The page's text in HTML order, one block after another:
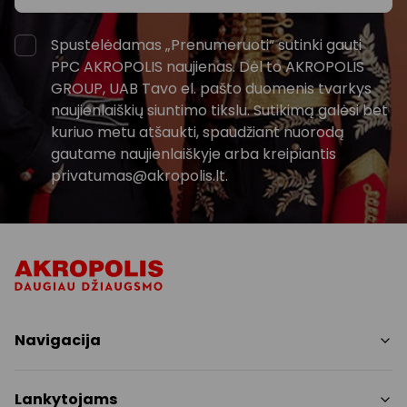
Spustelėdamas „Prenumeruoti“ sutinki gauti
PPC AKROPOLIS naujienas. Dėl to AKROPOLIS
GROUP, UAB Tavo el. pašto duomenis tvarkys
naujienlaiškių siuntimo tikslu. Sutikimą galėsi bet
kuriuo metu atšaukti, spaudžiant nuorodą
gautame naujienlaiškyje arba kreipiantis
privatumas@akropolis.lt.
Navigacija
Lankytojams